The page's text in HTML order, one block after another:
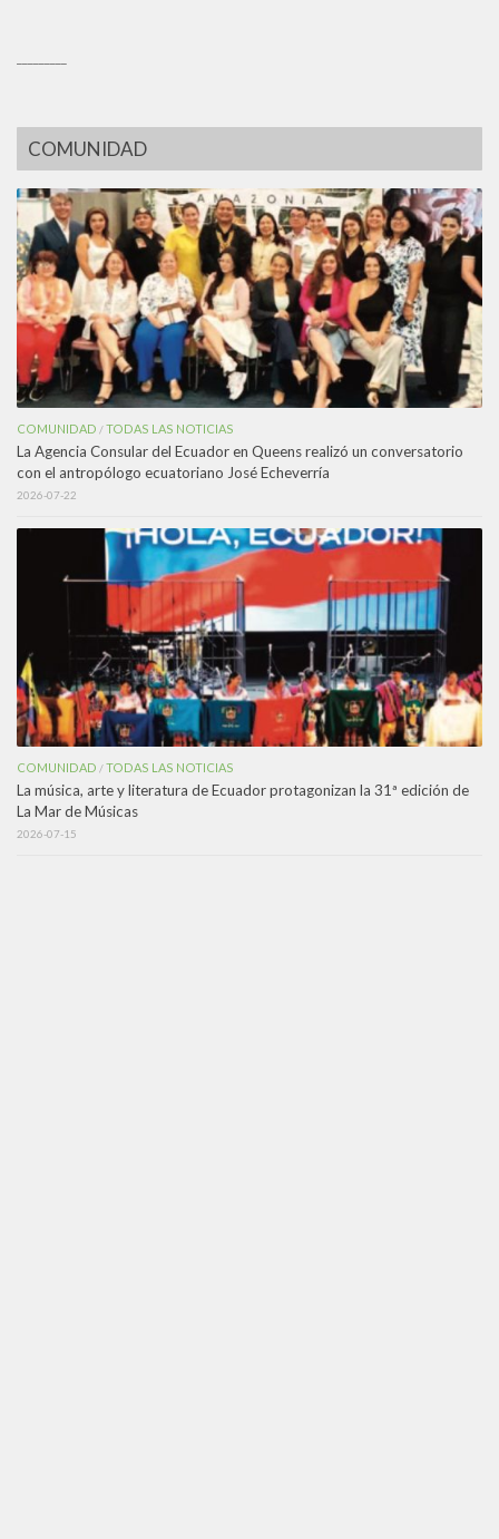
COMUNIDAD
COMUNIDAD /TODAS LAS NOTICIAS
La Agencia Consular del Ecuador en Queens realizó un conversatorio
con el antropólogo ecuatoriano José Echeverría
2026-07-22
COMUNIDAD /TODAS LAS NOTICIAS
La música, arte y literatura de Ecuador protagonizan la 31ª edición de
La Mar de Músicas
2026-07-15